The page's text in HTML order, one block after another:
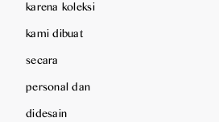
karena koleksi
kami dibuat
secara
personal dan
didesain